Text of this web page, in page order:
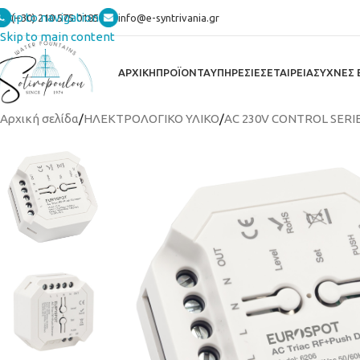
Skip to navigation
Skip to main content
(+30) 210 575 0185 info@e-syntrivania.gr
ΑΡΧΙΚΗΠΡΟΪΟΝΤΑΥΠΗΡΕΣΙΕΣΕΤΑΙΡΕΙΑΣΥΧΝΕΣ
Αρχική σελίδα/ΗΛΕΚΤΡΟΛΟΓΙΚΟ ΥΛΙΚΟ/AC 230V CONTROL